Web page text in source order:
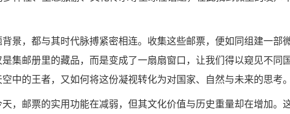
景，都与其时代脉搏紧密相连。收集这些邮票，便如同组建一部
集邮册里的藏品，而是变成了一扇扇窗口，让我们得以窥见不同
中的王者，又如何将这份凝视转化为对国家、自然与未来的思考。
，邮票的实用功能在减弱，但其文化价值与历史重量却在增加。